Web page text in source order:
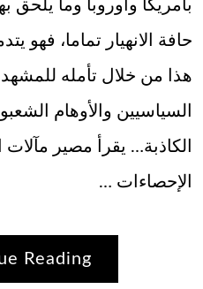
بأمريكا وأوروبا وما يلحق
حافة الانهيار تماما، فهو
هذا من خلال تأمله
السياسيين والأوهام
الكاذبة… يقرأ مصير
الإحصاءات …
Reading